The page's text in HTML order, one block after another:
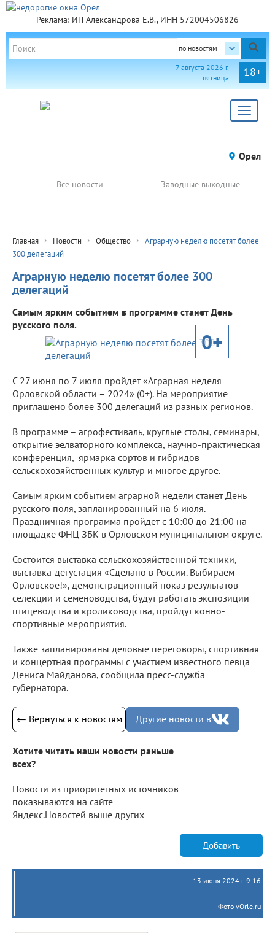
Реклама: ИП Александрова Е.В., ИНН 572004506826
по новостям
18+
7 августа 2026 г.
пятница
Toggle
Орел
Все новости Заводные выходные
Главная Новости Общество
Аграрную неделю посетят более
300 делегаций
Аграрную неделю посетят более 300
делегаций
Самым ярким событием в программе станет День
русского поля.
0+
С 27 июня по 7 июля пройдет «Аграрная неделя
Орловской области – 2024» (0+). На мероприятие
приглашено более 300 делегаций из разных регионов.
В программе – агрофестиваль, круглые столы, семинары,
открытие эелваторного комплекса, научно-практическая
конференция, ярмарка сортов и гибридов
сельскохозяйственных культур и многое другое.
Самым ярким событием аграрной недели станет День
русского поля, запланированный на 6 июля.
Праздничная программа пройдет с 10:00 до 21:00 на
площадке ФНЦ ЗБК в Орловском муниципальном округе.
Состоится выставка сельскохозяйственной техники,
выставка-дегустация «Сделано в России. Выбираем
Орловское!», демонстрационный показ результатов
селекции и семеноводства, будут работать экспозиции
птицеводства и кролиководства, пройдут конно-
спортивные мероприятия.
Также запланированы деловые переговоры, спортивная
и концертная программы с участием известного певца
Дениса Майданова, сообщила пресс-служба
губернатора.
← Вернуться к новостям Другие новости в
Хотите читать наши новости раньше
всех?
Новости из приоритетных источников
показываются на сайте
Яндекс.Новостей выше других
Добавить
13 июня 2024 г. 9:16
Фото vOrle.ru